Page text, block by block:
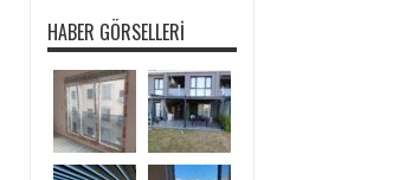
HABER GÖRSELLERI